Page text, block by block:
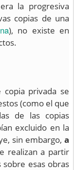
la progresiva
copias de una
), no existe en
privada se
(como el que
de las copias
excluido en la
sin embargo, a
realizan a partir
esas obras